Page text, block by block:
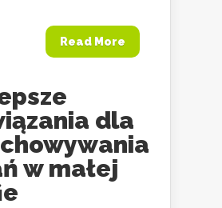
Read More
dla
w małej